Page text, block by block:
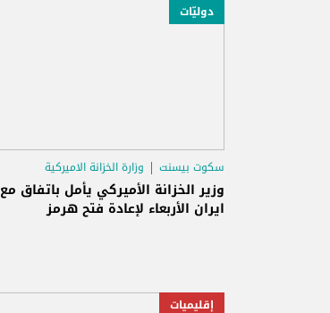
دوليّات
سكوت بيسنت
وزارة الخزانة الاميركية
مضيق هرمز
وزير الخزانة الأميركي يأمل باتفاق مع
ايران الأربعاء لإعادة فتح هرمز
إقليميات